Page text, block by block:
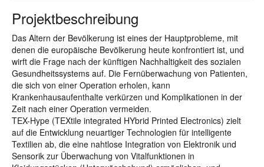
Projektbeschreibung
Das Altern der Bevölkerung ist eines der Hauptprobleme, mit
denen die europäische Bevölkerung heute konfrontiert ist, und
wirft die Frage nach der künftigen Nachhaltigkeit des sozialen
Gesundheitssystems auf. Die Fernüberwachung von Patienten,
die sich von einer Operation erholen, kann
Krankenhausaufenthalte verkürzen und Komplikationen in der
Zeit nach einer Operation vermeiden.
TEX-Hype (TEXtile integrated HYbrid Printed Electronics) zielt
auf die Entwicklung neuartiger Technologien für intelligente
Textilien ab, die eine nahtlose Integration von Elektronik und
Sensorik zur Überwachung von Vitalfunktionen in